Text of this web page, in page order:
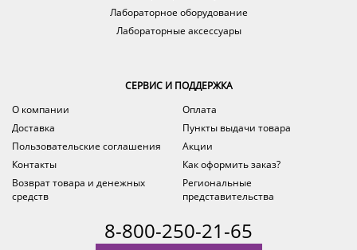
Лабораторное оборудование
Лабораторные аксессуары
СЕРВИС И ПОДДЕРЖКА
О компании
Оплата
Доставка
Пункты выдачи товара
Пользовательские соглашения
Акции
Контакты
Как оформить заказ?
Возврат товара и денежных
средств
Региональные
представительства
8-800-250-21-65